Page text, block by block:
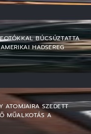
BÚCSÚZTATTA
HADSEREG
ATOMJAIRA SZEDETT
MŰALKOTÁS A